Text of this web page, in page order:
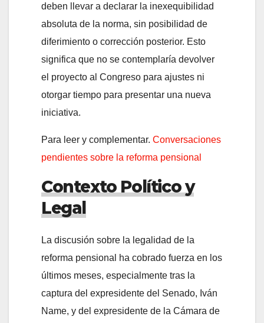
deben llevar a declarar la inexequibilidad
absoluta de la norma, sin posibilidad de
diferimiento o corrección posterior. Esto
significa que no se contemplaría devolver
el proyecto al Congreso para ajustes ni
otorgar tiempo para presentar una nueva
iniciativa.
Para leer y complementar. Conversaciones
pendientes sobre la reforma pensional
Contexto Político y
Legal
La discusión sobre la legalidad de la
reforma pensional ha cobrado fuerza en los
últimos meses, especialmente tras la
captura del expresidente del Senado, Iván
Name, y del expresidente de la Cámara de